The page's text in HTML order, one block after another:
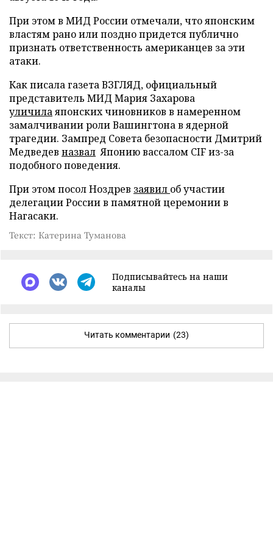
При этом в МИД России отмечали, что японским
властям рано или поздно придется публично
признать ответственность американцев за эти
атаки.
Как писала газета ВЗГЛЯД, официальный
представитель МИД Мария Захарова
уличилаяпонских чиновников в намеренном
замалчивании роли Вашингтона в ядерной
трагедии. Зампред Совета безопасности Дмитрий
Медведев назвал Японию вассалом CIF из-за
подобного поведения.
При этом посол Ноздрев заявил об участии
делегации России в памятной церемонии в
Нагасаки.
Текст: Катерина Туманова
Подписывайтесь на наши
каналы
Читать комментарии (23)